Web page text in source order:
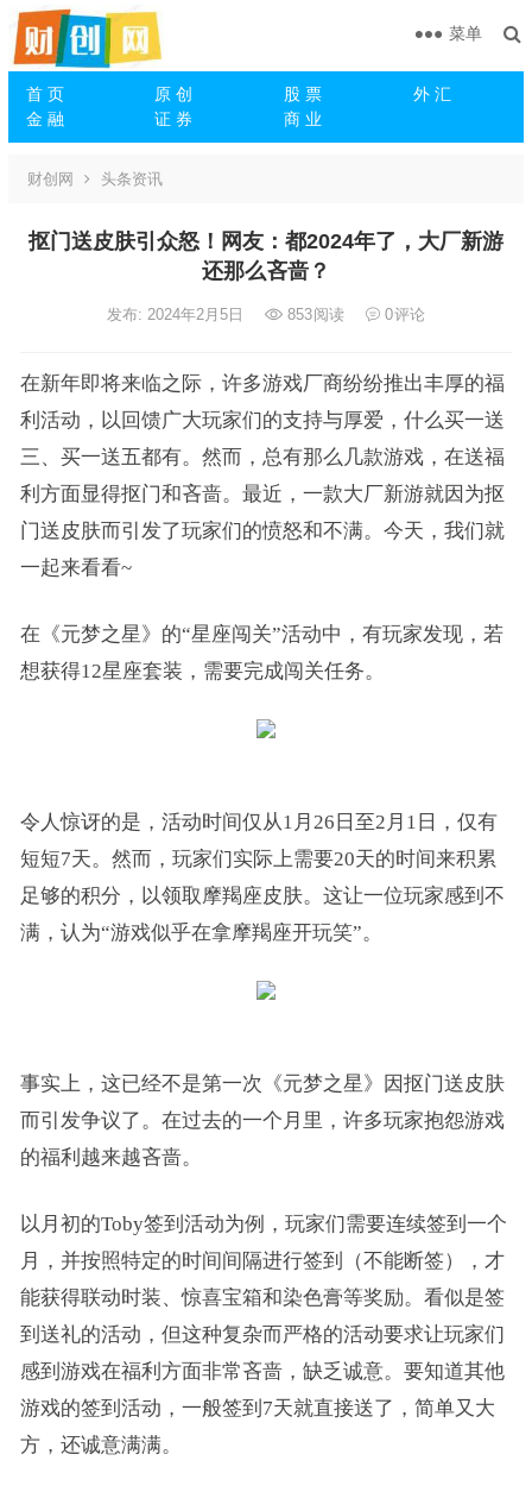
首 页 原 创 股 票
外 汇
金 融
证 券 商 业
菜单
财创网 头条资讯
抠门送皮肤引众怒！网友：都2024年了，大厂新游
还那么吝啬？
发布: 2024年2月5日 853阅读 0评论
在新年即将来临之际，许多游戏厂商纷纷推出丰厚的福
利活动，以回馈广大玩家们的支持与厚爱，什么买一送
三、买一送五都有。然而，总有那么几款游戏，在送福
利方面显得抠门和吝啬。最近，一款大厂新游就因为抠
门送皮肤而引发了玩家们的愤怒和不满。今天，我们就
一起来看看~
在《元梦之星》的“星座闯关”活动中，有玩家发现，若
想获得12星座套装，需要完成闯关任务。
令人惊讶的是，活动时间仅从1月26日至2月1日，仅有
短短7天。然而，玩家们实际上需要20天的时间来积累
足够的积分，以领取摩羯座皮肤。这让一位玩家感到不
满，认为“游戏似乎在拿摩羯座开玩笑”。
事实上，这已经不是第一次《元梦之星》因抠门送皮肤
而引发争议了。在过去的一个月里，许多玩家抱怨游戏
的福利越来越吝啬。
以月初的Toby签到活动为例，玩家们需要连续签到一个
月，并按照特定的时间间隔进行签到（不能断签），才
能获得联动时装、惊喜宝箱和染色膏等奖励。看似是签
到送礼的活动，但这种复杂而严格的活动要求让玩家们
感到游戏在福利方面非常吝啬，缺乏诚意。要知道其他
游戏的签到活动，一般签到7天就直接送了，简单又大
方，还诚意满满。